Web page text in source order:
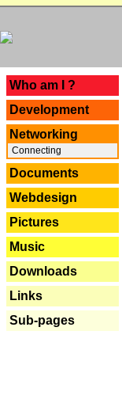
Who am I ?
Development
Networking
Connecting
Documents
Webdesign
Pictures
Music
Downloads
Links
Sub-pages